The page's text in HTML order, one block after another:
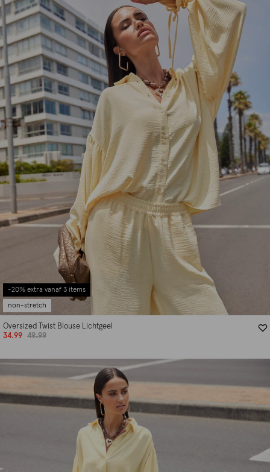
-20% extra vanaf 3 items
non-stretch
Oversized Twist Blouse Lichtgeel
34.99
49.99